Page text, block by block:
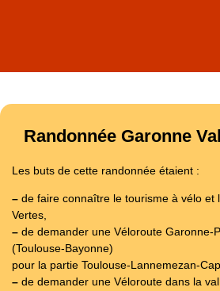
Randonnée Garonne
Les buts de cette randonnée étaient :
– de faire connaître le tourisme à vélo et
Vertes,
– de demander une Véloroute Garonne-
(Toulouse-Bayonne)
pour la partie Toulouse-Lannemezan-
– de demander une Véloroute dans la